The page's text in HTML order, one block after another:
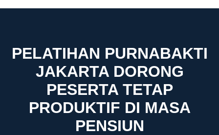
PELATIHAN PURNABAKTI
JAKARTA DORONG
PESERTA TETAP
PRODUKTIF DI MASA
PENSIUN